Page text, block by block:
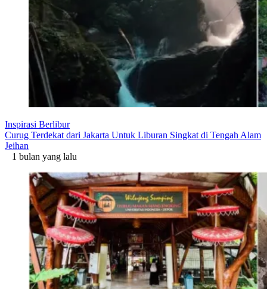
Inspirasi Berlibur
Curug Terdekat dari Jakarta Untuk Liburan Singkat di Tengah Alam
Jeihan
1 bulan yang lalu